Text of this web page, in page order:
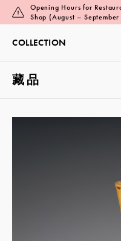
Opening Hours for
Shop (August –
COLLECTION
藏品